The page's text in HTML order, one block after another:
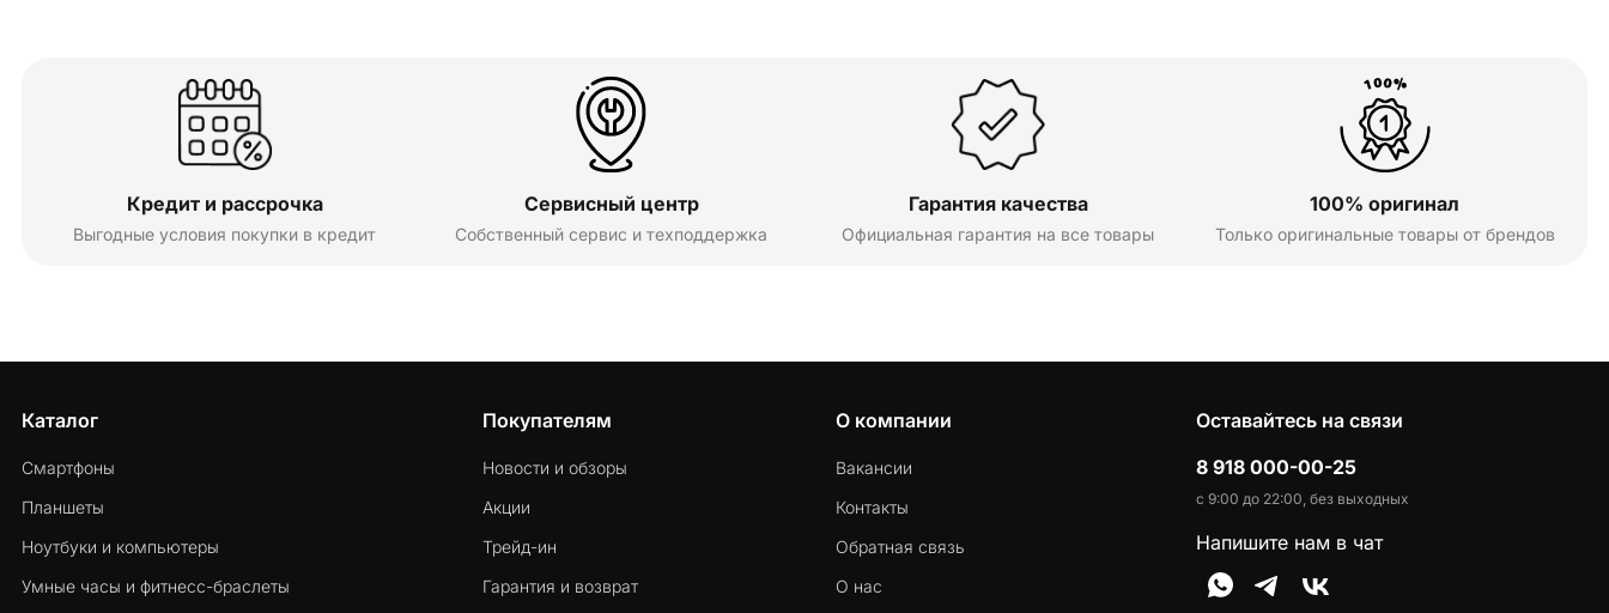
Кредит и рассрочка
Выгодные условия покупки в кредит
Сервисный центр
Собственный сервис и техподдержка
Гарантия качества
Официальная гарантия на все товары
100% оригинал
Только оригинальные товары от брендов
Каталог
Смартфоны
Планшеты
Ноутбуки и компьютеры
Умные часы и фитнесс-браслеты
Покупателям
Новости и обзоры
Акции
Трейд-ин
Гарантия и возврат
О компании
Вакансии
Контакты
Обратная связь
О нас
Оставайтесь на связи
8 918 000-00-25
с 9:00 до 22:00, без выходных
Напишите нам в чат